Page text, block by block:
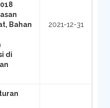
Bahan
di
2021-12-31